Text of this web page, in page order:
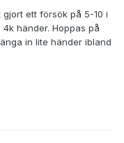
ett försök på 5-10 i
händer. Hoppas på
in lite händer ibland